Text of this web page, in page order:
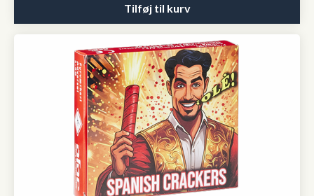
Tilføj til kurv